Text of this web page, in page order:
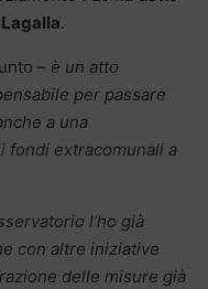
.
– è un atto
per passare
a una
fondi extracomunali a
l’ho già
con altre iniziative
delle misure già